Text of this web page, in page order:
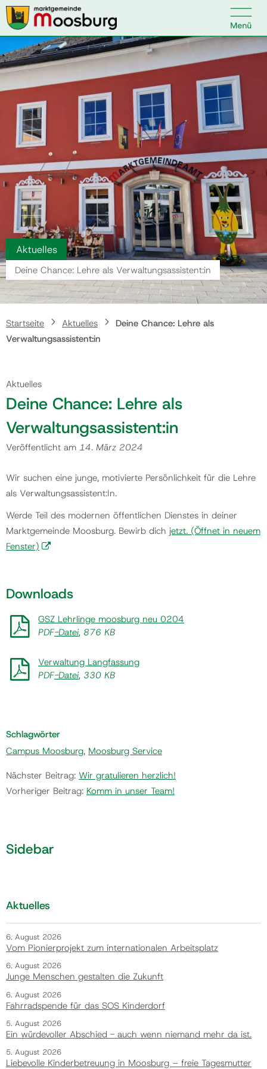
Kontakt 
Suche nach:
Startseite
Kundenservice
Ihr Anliegen
Veranstaltungen
Politik
Gemeinde
Kontakt
Aktuelles
Deine Chance: Lehre als Verwaltungsassistent:in
Startseite Aktuelles
Deine Chance: Lehre als
Verwaltungsassistent:in
Aktuelles
Deine Chance: Lehre als
Verwaltungsassistent:in
Veröffentlicht am 14. März 2024
Wir suchen eine junge, motivierte Persönlichkeit für die Lehre
als Verwaltungsassistent:In.
Werde Teil des modernen öffentlichen Dienstes in deiner
Marktgemeinde Moosburg. Bewirb dich jetzt. (Öffnet in neuem
Fenster)
Downloads
GSZ Lehrlinge moosburg neu 0204
PDF-Datei, 876 KB
Verwaltung Langfassung
PDF-Datei, 330 KB
Schlagwörter
Campus Moosburg, Moosburg Service
Nächster Beitrag: Wir gratulieren herzlich!
Vorheriger Beitrag: Komm in unser Team!
Sidebar
Aktuelles
6. August 2026
Vom Pionierprojekt zum internationalen Arbeitsplatz
6. August 2026
Junge Menschen gestalten die Zukunft
6. August 2026
Fahrradspende für das SOS Kinderdorf
5. August 2026
Ein würdevoller Abschied - auch wenn niemand mehr da ist.
5. August 2026
Liebevolle Kinderbetreuung in Moosburg – freie Tagesmutter